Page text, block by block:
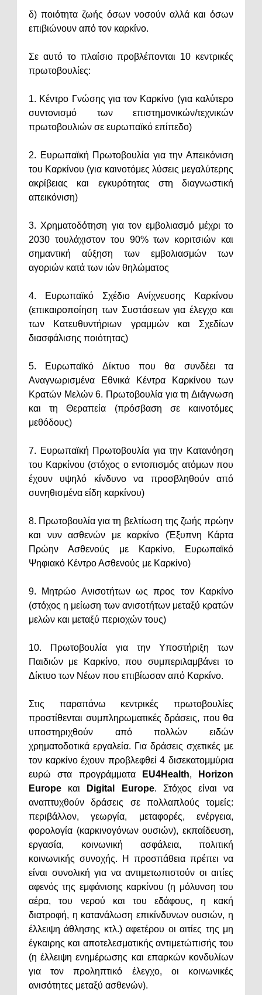
δ) ποιότητα ζωής όσων νοσούν αλλά και όσων
επιβιώνουν από τον καρκίνο.
Σε αυτό το πλαίσιο προβλέπονται 10 κεντρικές
πρωτοβουλίες:
1. Κέντρο Γνώσης για τον Καρκίνο (για καλύτερο
συντονισμό των επιστημονικών/τεχνικών
πρωτοβουλιών σε ευρωπαϊκό επίπεδο)
2. Ευρωπαϊκή Πρωτοβουλία για την Απεικόνιση
του Καρκίνου (για καινοτόμες λύσεις μεγαλύτερης
ακρίβειας και εγκυρότητας στη διαγνωστική
απεικόνιση)
3. Χρηματοδότηση για τον εμβολιασμό μέχρι το
2030 τουλάχιστον του 90% των κοριτσιών και
σημαντική αύξηση των εμβολιασμών των
αγοριών κατά των ιών θηλώματος
4. Ευρωπαϊκό Σχέδιο Ανίχνευσης Καρκίνου
(επικαιροποίηση των Συστάσεων για έλεγχο και
των Κατευθυντήριων γραμμών και Σχεδίων
διασφάλισης ποιότητας)
5. Ευρωπαϊκό Δίκτυο που θα συνδέει τα
Αναγνωρισμένα Εθνικά Κέντρα Καρκίνου των
Κρατών Μελών 6. Πρωτοβουλία για τη Διάγνωση
και τη Θεραπεία (πρόσβαση σε καινοτόμες
μεθόδους)
7. Ευρωπαϊκή Πρωτοβουλία για την Κατανόηση
του Καρκίνου (στόχος ο εντοπισμός ατόμων που
έχουν υψηλό κίνδυνο να προσβληθούν από
συνηθισμένα είδη καρκίνου)
8. Πρωτοβουλία για τη βελτίωση της ζωής πρώην
και νυν ασθενών με καρκίνο (Έξυπνη Κάρτα
Πρώην Ασθενούς με Καρκίνο, Ευρωπαϊκό
Ψηφιακό Κέντρο Ασθενούς με Καρκίνο)
9. Μητρώο Ανισοτήτων ως προς τον Καρκίνο
(στόχος η μείωση των ανισοτήτων μεταξύ κρατών
μελών και μεταξύ περιοχών τους)
10. Πρωτοβουλία για την Υποστήριξη των
Παιδιών με Καρκίνο, που συμπεριλαμβάνει το
Δίκτυο των Νέων που επιβίωσαν από Καρκίνο.
Στις παραπάνω κεντρικές πρωτοβουλίες
προστίθενται συμπληρωματικές δράσεις, που θα
υποστηριχθούν από πολλών ειδών
χρηματοδοτικά εργαλεία. Για δράσεις σχετικές με
τον καρκίνο έχουν προβλεφθεί 4 δισεκατομμύρια
ευρώ στα προγράμματα
EU4Health,
Horizon
Europe και Digital Europe. Στόχος είναι να
αναπτυχθούν δράσεις σε πολλαπλούς τομείς:
περιβάλλον, γεωργία, μεταφορές, ενέργεια,
φορολογία (καρκινογόνων ουσιών), εκπαίδευση,
εργασία, κοινωνική ασφάλεια, πολιτική
κοινωνικής συνοχής. Η προσπάθεια πρέπει να
είναι συνολική για να αντιμετωπιστούν οι αιτίες
αφενός της εμφάνισης καρκίνου (η μόλυνση του
αέρα, του νερού και του εδάφους, η κακή
διατροφή, η κατανάλωση επικίνδυνων ουσιών, η
έλλειψη άθλησης κτλ.) αφετέρου οι αιτίες της μη
έγκαιρης και αποτελεσματικής αντιμετώπισής του
(η έλλειψη ενημέρωσης και επαρκών κονδυλίων
για τον προληπτικό έλεγχο, οι κοινωνικές
ανισότητες μεταξύ ασθενών).